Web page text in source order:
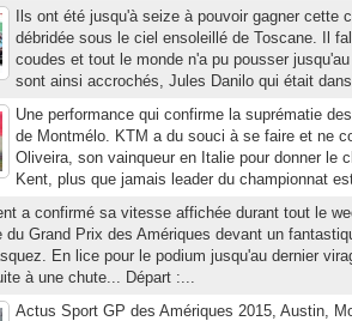
Ils ont été jusqu'à seize à pouvoir gagner cette
débridée sous le ciel ensoleillé de Toscane. Il
coudes et tout le monde n'a pu pousser
sont ainsi accrochés, Jules Danilo qui était
Une performance qui confirme la suprématie
de Montmélo. KTM a du souci à se faire et ne
Oliveira, son vainqueur en Italie pour donner le
Kent, plus que jamais leader du championnat
a confirmé sa vitesse affichée durant tout le
du Grand Prix des Amériques devant un
En lice pour le podium jusqu'au dernier
à une chute... Départ :...
Actus Sport GP des Amériques 2015, Austin,